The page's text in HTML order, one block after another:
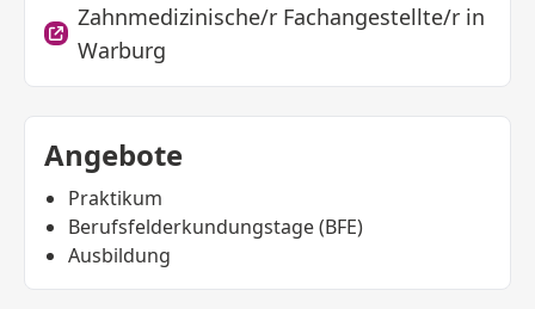
Zahnmedizinische/r Fachangestellte/r in
Warburg
Angebote
Praktikum
Berufsfelderkundungstage (BFE)
Ausbildung